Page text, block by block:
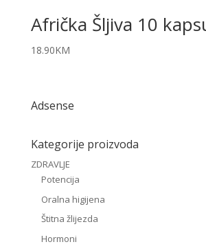
Afrička Šljiva 10
18.90KM
Adsense
Kategorije proizvoda
ZDRAVLJE
Potencija
Oralna higijena
Štitna žlijezda
Hormoni